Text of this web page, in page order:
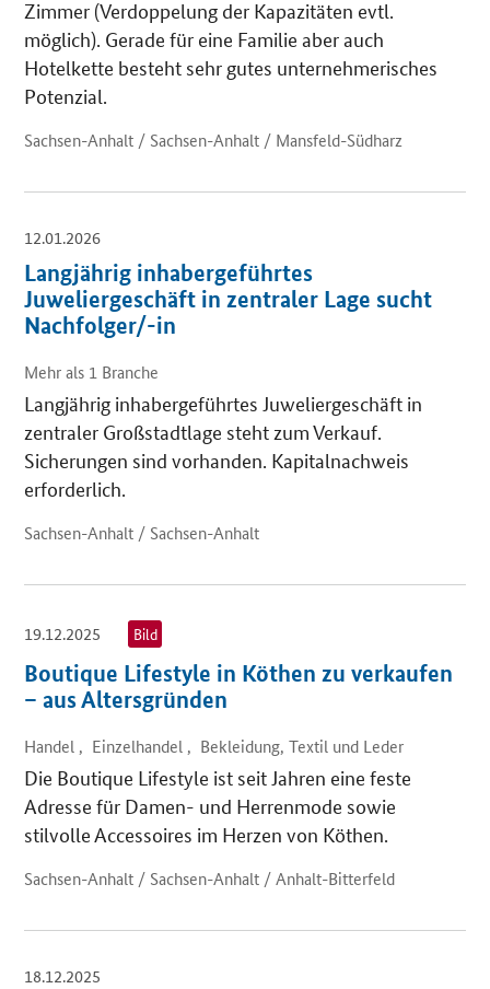
Zimmer (Verdoppelung der Kapazitäten evtl.
möglich). Gerade für eine Familie aber auch
Hotelkette besteht sehr gutes unternehmerisches
Potenzial.
Sachsen-Anhalt / Sachsen-Anhalt / Mansfeld-Südharz
12.01.2026
Langjährig inhabergeführtes
Juweliergeschäft in zentraler Lage sucht
Nachfolger/-in
Mehr als 1 Branche
Langjährig inhabergeführtes Juweliergeschäft in
zentraler Großstadtlage steht zum Verkauf.
Sicherungen sind vorhanden. Kapitalnachweis
erforderlich.
Sachsen-Anhalt / Sachsen-Anhalt
19.12.2025 Bild
Boutique Lifestyle in Köthen zu verkaufen
– aus Altersgründen
Handel , Einzelhandel , Bekleidung, Textil und Leder
Die Boutique Lifestyle ist seit Jahren eine feste
Adresse für Damen- und Herrenmode sowie
stilvolle Accessoires im Herzen von Köthen.
Sachsen-Anhalt / Sachsen-Anhalt / Anhalt-Bitterfeld
18.12.2025